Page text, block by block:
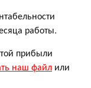
работы.
прибыли
наш файл или